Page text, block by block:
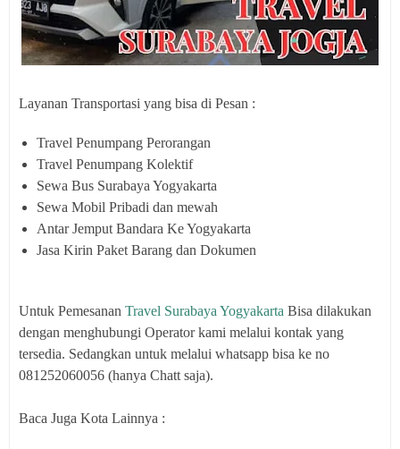
Layanan Transportasi yang bisa di Pesan :
Travel Penumpang Perorangan
Travel Penumpang Kolektif
Sewa Bus Surabaya Yogyakarta
Sewa Mobil Pribadi dan mewah
Antar Jemput Bandara Ke Yogyakarta
Jasa Kirin Paket Barang dan Dokumen
Untuk Pemesanan Travel Surabaya Yogyakarta Bisa dilakukan
dengan menghubungi Operator kami melalui kontak yang
tersedia. Sedangkan untuk melalui whatsapp bisa ke no
081252060056 (hanya Chatt saja).
Baca Juga Kota Lainnya :